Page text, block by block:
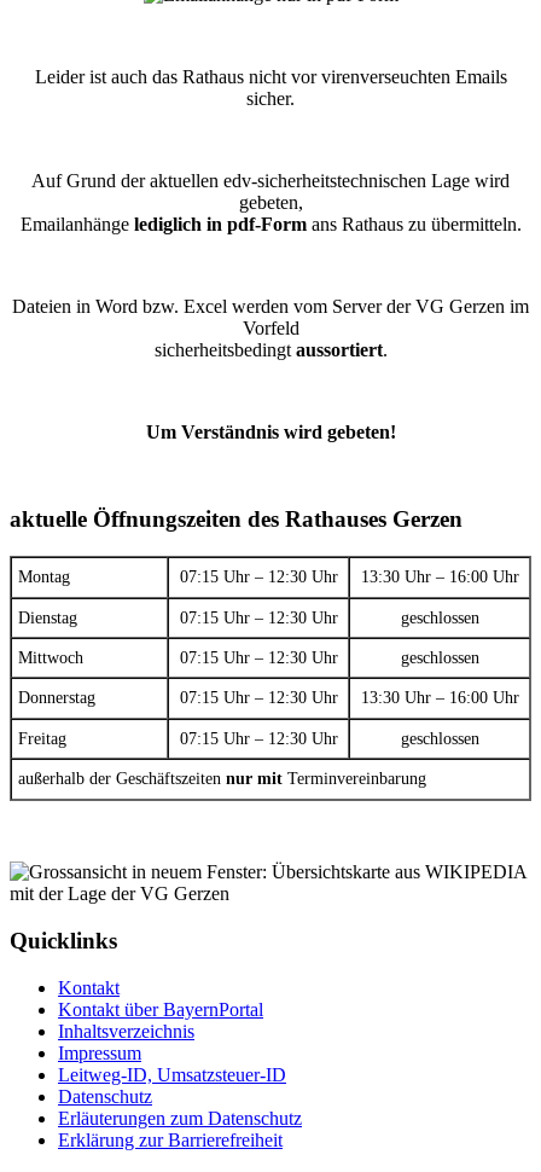
Leider ist auch das Rathaus nicht vor virenverseuchten Emails
sicher.
Auf Grund der aktuellen edv-sicherheitstechnischen Lage wird
gebeten,
Emailanhänge lediglich in pdf-Formans Rathaus zu übermitteln.
Dateien in Word bzw. Excel werden vom Server der VG Gerzen im
Vorfeld
sicherheitsbedingt aussortiert.
Um Verständnis wird gebeten!
aktuelle Öffnungszeiten des Rathauses Gerzen
Montag 07:15 Uhr – 12:30 Uhr 13:30 Uhr – 16:00 Uhr
Dienstag 07:15 Uhr – 12:30 Uhr geschlossen
Mittwoch 07:15 Uhr – 12:30 Uhr geschlossen
Donnerstag 07:15 Uhr – 12:30 Uhr 13:30 Uhr – 16:00 Uhr
Freitag 07:15 Uhr – 12:30 Uhr geschlossen
außerhalb der Geschäftszeiten nur mit Terminvereinbarung
Quicklinks
Kontakt
Kontakt über BayernPortal
Inhaltsverzeichnis
Impressum
Leitweg-ID, Umsatzsteuer-ID
Datenschutz
Erläuterungen zum Datenschutz
Erklärung zur Barrierefreiheit